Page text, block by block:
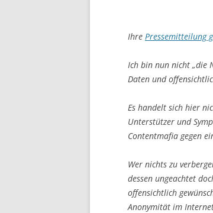
Ihre Pressemitteilung
Ich bin nun nicht „die
Daten und
Es handelt sich hier
Unterstützer und
Contentmafia gegen
Wer nichts zu
dessen ungeachtet
offensichtlich
Anonymität im